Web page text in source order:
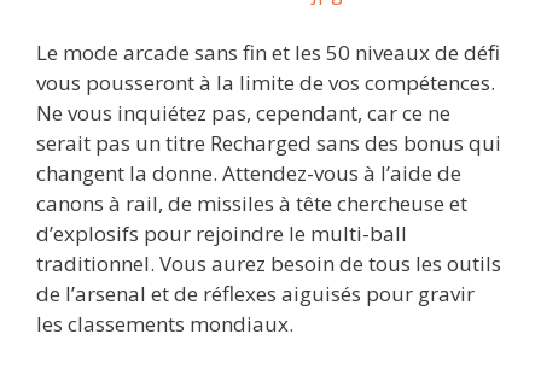
Le mode arcade sans fin et les 50 niveaux de défi
vous pousseront à la limite de vos compétences.
Ne vous inquiétez pas, cependant, car ce ne
serait pas un titre Recharged sans des bonus qui
changent la donne. Attendez-vous à l’aide de
canons à rail, de missiles à tête chercheuse et
d’explosifs pour rejoindre le multi-ball
traditionnel. Vous aurez besoin de tous les outils
de l’arsenal et de réflexes aiguisés pour gravir
les classements mondiaux.